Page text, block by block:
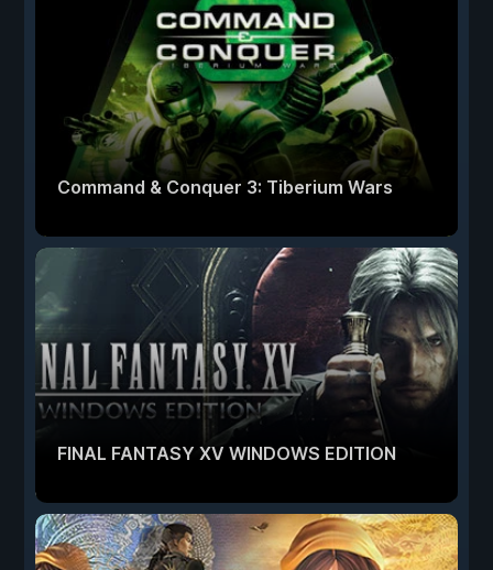
Command & Conquer 3: Tiberium Wars
FINAL FANTASY XV WINDOWS EDITION